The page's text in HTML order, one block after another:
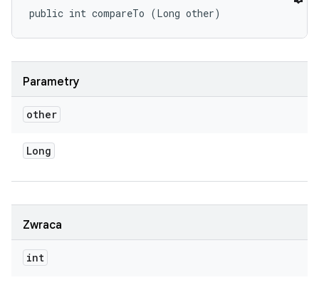
public int compareTo (Long other)
Parametry
other
Long
Zwraca
int